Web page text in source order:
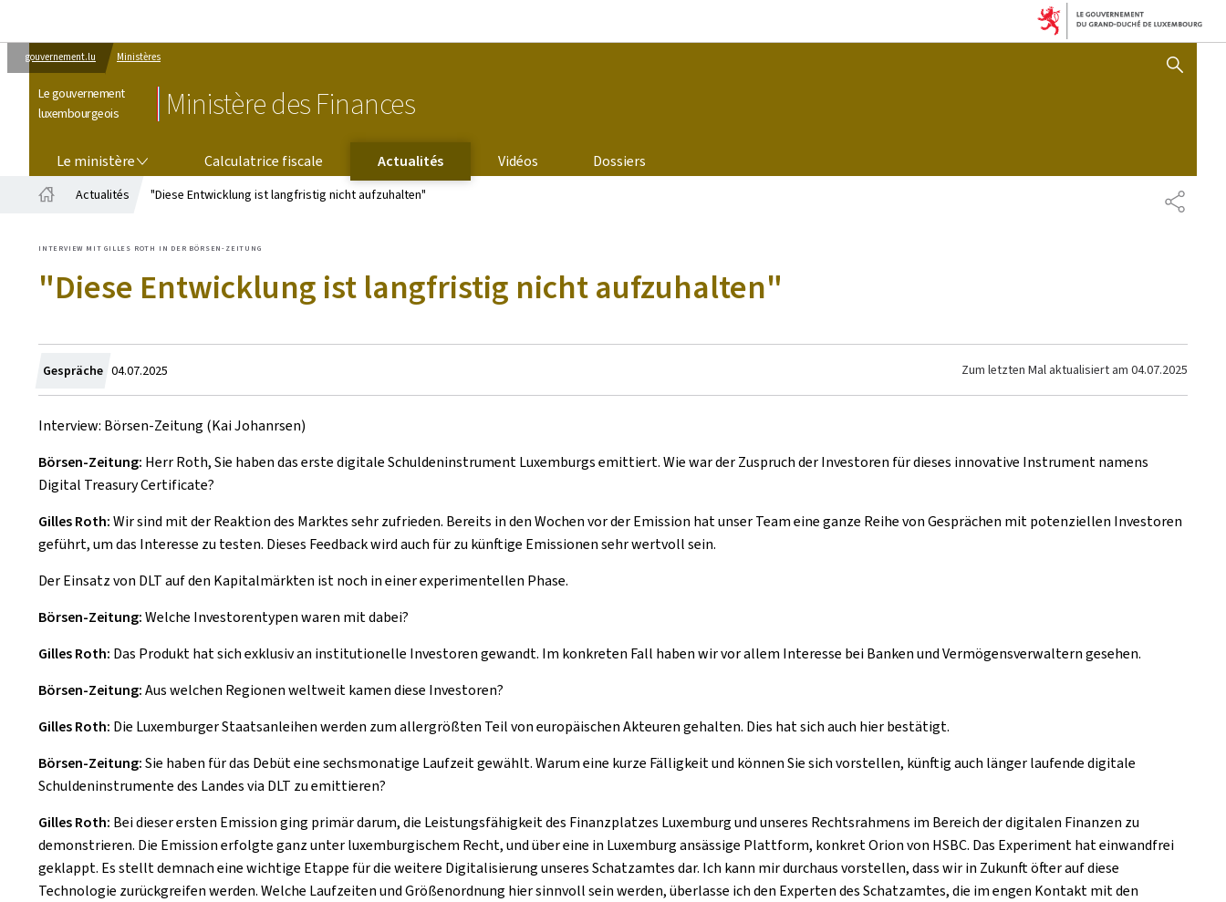
gouvernement.lu Ministères
Le gouvernement
luxembourgeois
Ministère des Finances
AFFICHER / MASQUER
Le ministère Calculatrice fiscale Actualités Vidéos
Dossiers
TEILEN
Actualités "Diese Entwicklung ist langfristig nicht aufzuhalten"
"Diese Entwicklung ist langfristig nicht aufzuhalten"
INTERVIEW MIT GILLES ROTH IN DER BÖRSEN-ZEITUNG
Gespräche Crée
le
04.07.2025 Zum letzten Mal aktualisiert am 04.07.2025
Interview: Börsen-Zeitung (Kai Johanrsen)
Börsen-Zeitung: Herr Roth, Sie haben das erste digitale Schuldeninstrument Luxemburgs emittiert. Wie war der Zuspruch der Investoren für dieses innovative Instrument namens
Digital Treasury Certificate?
Gilles Roth:Wir sind mit der Reaktion des Marktes sehr zufrieden. Bereits in den Wochen vor der Emission hat unser Team eine ganze Reihe von Gesprächen mit potenziellen Investoren
geführt, um das Interesse zu testen. Dieses Feedback wird auch für zu künftige Emissionen sehr wertvoll sein.
Der Einsatz von DLT auf den Kapitalmärkten ist noch in einer experimentellen Phase.
Börsen-Zeitung:Welche Investorentypen waren mit dabei?
Gilles Roth: Das Produkt hat sich exklusiv an institutionelle Investoren gewandt. Im konkreten Fall haben wir vor allem Interesse bei Banken und Vermögensverwaltern gesehen.
Börsen-Zeitung:Aus welchen Regionen weltweit kamen diese Investoren?
Gilles Roth: Die Luxemburger Staatsanleihen werden zum allergrößten Teil von europäischen Akteuren gehalten. Dies hat sich auch hier bestätigt.
Börsen-Zeitung:Sie haben für das Debüt eine sechsmonatige Laufzeit gewählt. Warum eine kurze Fälligkeit und können Sie sich vorstellen, künftig auch länger laufende digitale
Schuldeninstrumente des Landes via DLT zu emittieren?
Gilles Roth: Bei dieser ersten Emission ging primär darum, die Leistungsfähigkeit des Finanzplatzes Luxemburg und unseres Rechtsrahmens im Bereich der digitalen Finanzen zu
demonstrieren. Die Emission erfolgte ganz unter luxemburgischem Recht, und über eine in Luxemburg ansässige Plattform, konkret Orion von HSBC. Das Experiment hat einwandfrei
geklappt. Es stellt demnach eine wichtige Etappe für die weitere Digitalisierung unseres Schatzamtes dar. Ich kann mir durchaus vorstellen, dass wir in Zukunft öfter auf diese
Technologie zurückgreifen werden. Welche Laufzeiten und Größenordnung hier sinnvoll sein werden, überlasse ich den Experten des Schatzamtes, die im engen Kontakt mit den